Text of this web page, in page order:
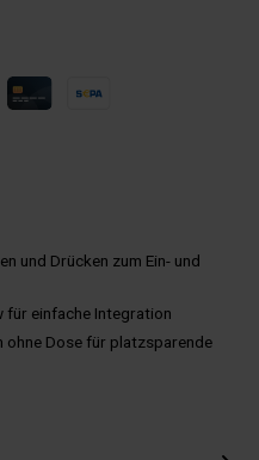
und Drücken zum Ein- und
für einfache Integration
ohne Dose für platzsparende